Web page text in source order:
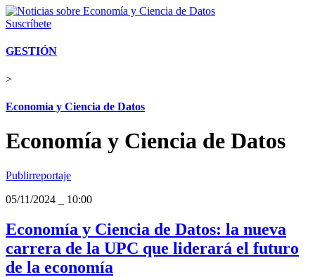
Suscríbete
GESTIÓN
>
Economía y Ciencia de Datos
Economía y Ciencia de Datos
Publirreportaje
05/11/2024
10:00
Economía y Ciencia de Datos: la nueva
carrera de la UPC que liderará el futuro
de la economía